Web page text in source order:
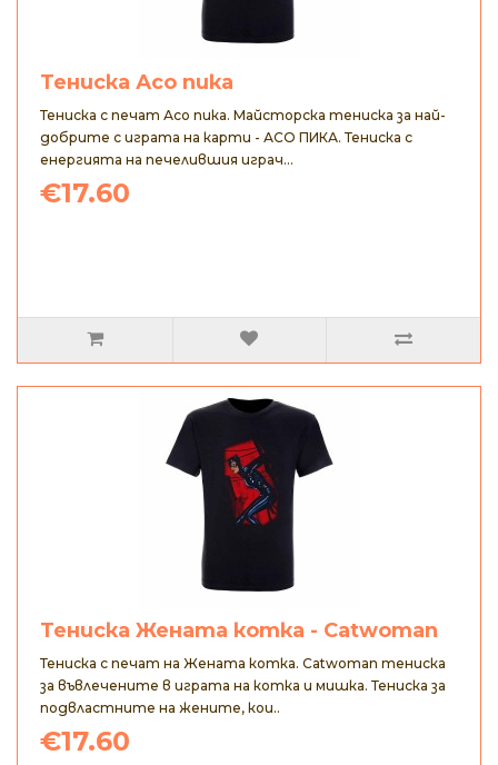
Тениска Асо пика
Тениска с печат Асо пика. Майсторска тениска за най-
добрите с играта на карти - АСО ПИКА. Тениска с
енергията на печелившия играч...
€17.60
Тениска Жената котка - Catwoman
Тениска с печат на Жената котка. Catwoman тениска
за въвлечените в играта на котка и мишка. Тениска за
подвластните на жените, кои..
€17.60